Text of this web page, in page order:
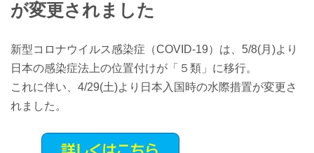
が変更されました
新型コロナウイルス感染症（COVID-19）は、5/8(月)より
日本の感染症法上の位置付けが「５類」に移行。
これに伴い、4/29(土)より日本入国時の水際措置が変更さ
れました。